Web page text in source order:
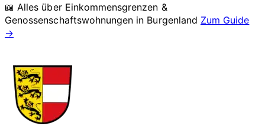
📖 Alles über Einkommensgrenzen &
Genossenschaftswohnungen in Burgenland Zum Guide
→